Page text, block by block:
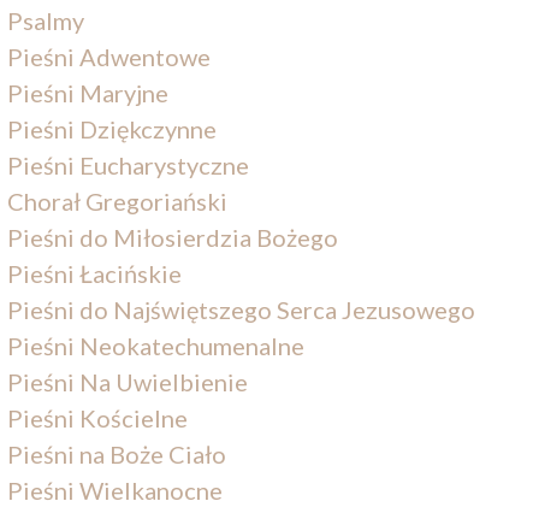
Psalmy
Pieśni Adwentowe
Pieśni Maryjne
Pieśni Dziękczynne
Pieśni Eucharystyczne
Chorał Gregoriański
Pieśni do Miłosierdzia Bożego
Pieśni Łacińskie
Pieśni do Najświętszego Serca Jezusowego
Pieśni Neokatechumenalne
Pieśni Na Uwielbienie
Pieśni Kościelne
Pieśni na Boże Ciało
Pieśni Wielkanocne